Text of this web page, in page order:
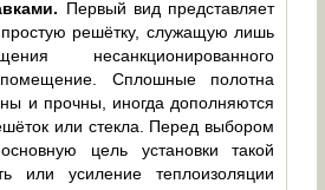
Первый вид представляет
решётку, служащую лишь
несанкционированного
Сплошные полотна
и прочны, иногда дополняются
или стекла. Перед выбором
цель установки такой
или усиление теплоизоляции